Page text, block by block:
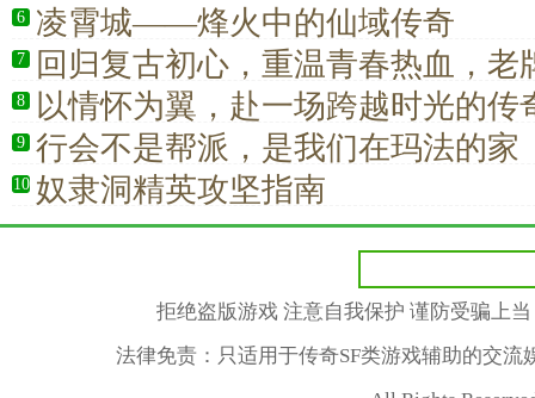
6 凌霄城——烽火中的仙域传奇
7
回归复古初心，重温青春热血，老
必玩经典道士
8 以情怀为翼，赴一场跨越时光的传
9 行会不是帮派，是我们在玛法的家
10 奴隶洞精英攻坚指南
拒绝盗版游戏 注意自我保护 谨防受骗上
法律免责：只适用于传奇SF类游戏辅助的交